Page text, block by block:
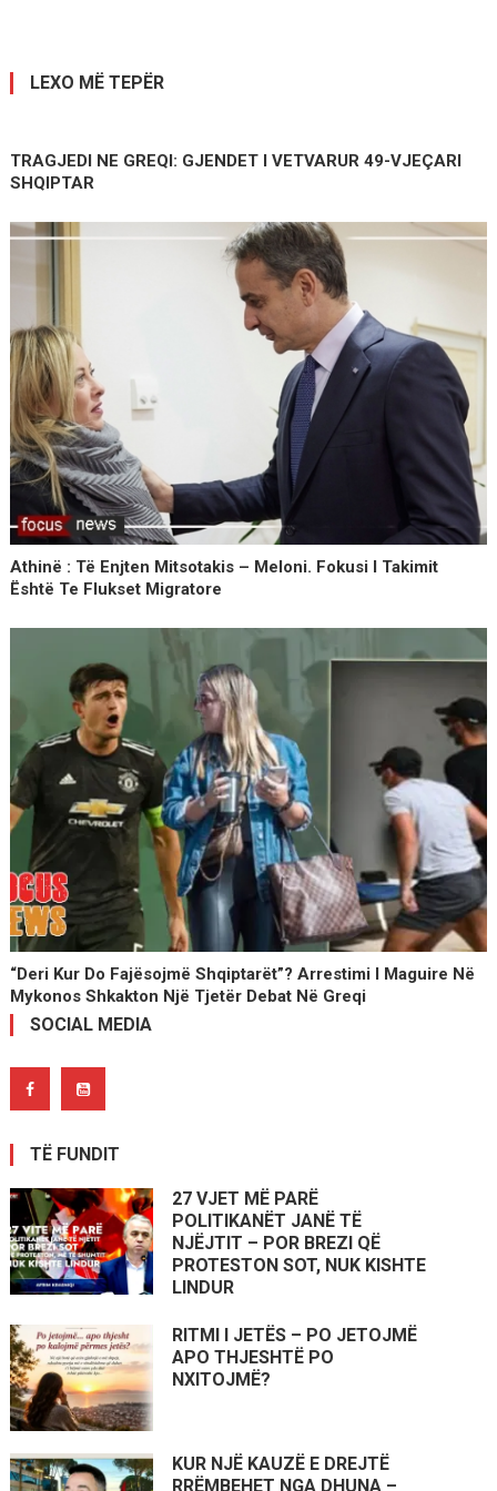
LEXO MË TEPËR
TRAGJEDI NE GREQI: GJENDET I VETVARUR 49-VJEÇARI
SHQIPTAR
Athinë : Të Enjten Mitsotakis – Meloni. Fokusi I Takimit
Është Te Flukset Migratore
“Deri Kur Do Fajësojmë Shqiptarët”? Arrestimi I Maguire Në
Mykonos Shkakton Një Tjetër Debat Në Greqi
SOCIAL MEDIA
TË FUNDIT
27 VJET MË PARË
POLITIKANËT JANË TË
NJËJTIT – POR BREZI QË
PROTESTON SOT, NUK KISHTE
LINDUR
RITMI I JETËS – PO JETOJMË
APO THJESHTË PO
NXITOJMË?
KUR NJË KAUZË E DREJTË
RRËMBEHET NGA DHUNA –